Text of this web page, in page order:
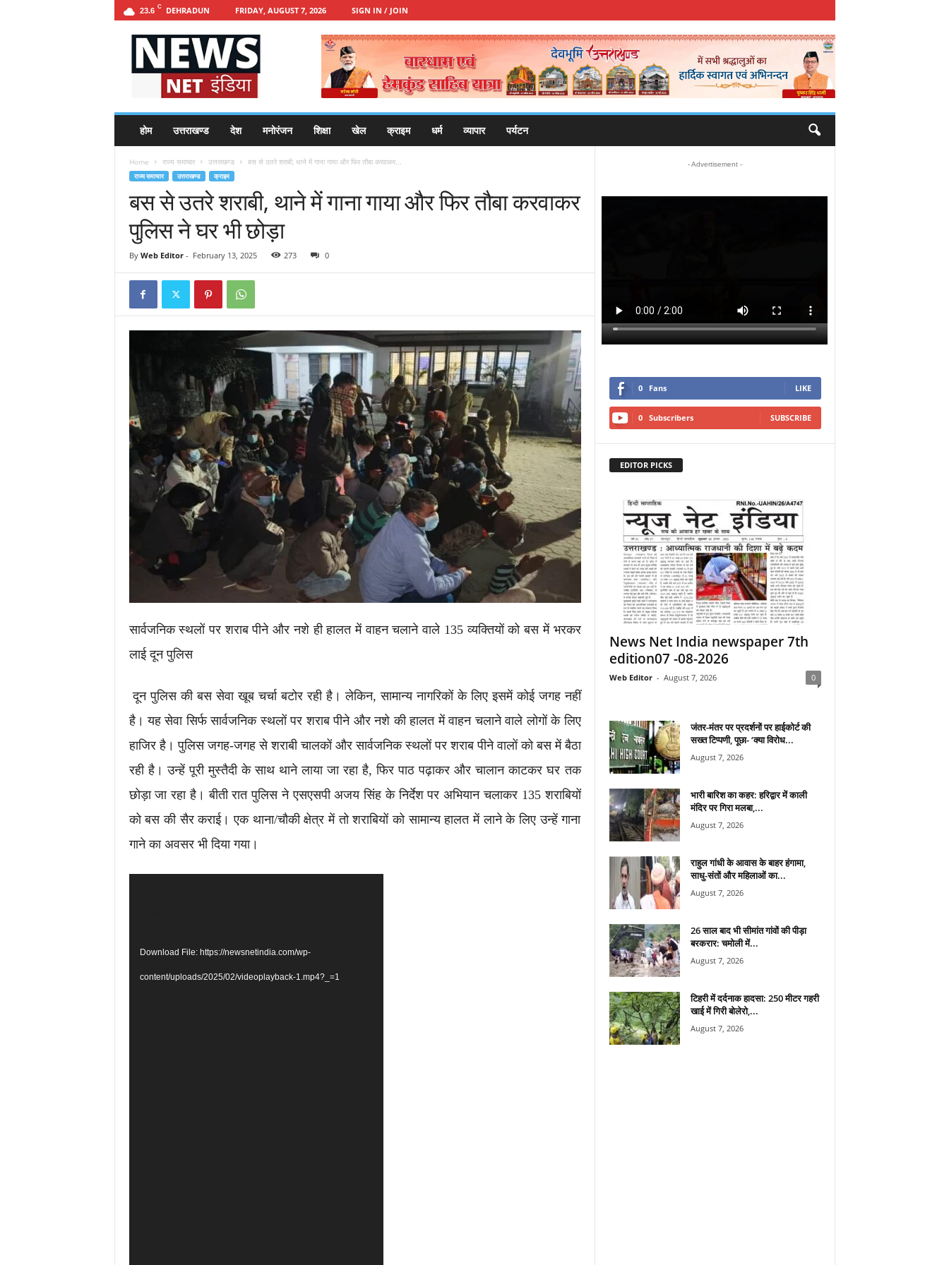
23.6 C DEHRADUN FRIDAY, AUGUST 7, 2026 SIGN IN / JOIN
n
a
होम उत्तराखण्ड देश मनोरंजन शिक्षा खेल क्राइम धर्म व्यापार पर्यटन
Home राज्य समाचार उत्तराखण्ड बस से उतरे शराबी, थाने में गाना गाया और फिर तौबा करवाकर...
राज्य समाचार उत्तराखण्ड क्राइम
बस से उतरे शराबी, थाने में गाना गाया और फिर तौबा करवाकर
पुलिस ने घर भी छोड़ा
By Web Editor- February 13, 2025 273 0
सार्वजनिक स्थलों पर शराब पीने और नशे ही हालत में वाहन चलाने वाले 135 व्यक्तियों को बस में भरकर
लाई दून पुलिस
दून पुलिस की बस सेवा खूब चर्चा बटोर रही है। लेकिन, सामान्य नागरिकों के लिए इसमें कोई जगह नहीं
है। यह सेवा सिर्फ सार्वजनिक स्थलों पर शराब पीने और नशे की हालत में वाहन चलाने वाले लोगों के लिए
हाजिर है। पुलिस जगह-जगह से शराबी चालकों और सार्वजनिक स्थलों पर शराब पीने वालों को बस में बैठा
रही है। उन्हें पूरी मुस्तैदी के साथ थाने लाया जा रहा है, फिर पाठ पढ़ाकर और चालान काटकर घर तक
छोड़ा जा रहा है। बीती रात पुलिस ने एसएसपी अजय सिंह के निर्देश पर अभियान चलाकर 135 शराबियों
को बस की सैर कराई। एक थाना/चौकी क्षेत्र में तो शराबियों को सामान्य हालत में लाने के लिए उन्हें गाना
गाने का अवसर भी दिया गया।
Download File: https://newsnetindia.com/wp-
content/uploads/2025/02/videoplayback-1.mp4?_=1
- Advertisement -
0 Fans LIKE
0 Subscribers SUBSCRIBE
EDITOR PICKS
News Net India newspaper 7th
edition07 -08-2026
Web Editor - August 7, 2026 0
जंतर-मंतर पर प्रदर्शनों पर हाईकोर्ट की
सख्त टिप्पणी, पूछा- ‘क्या विरोध...
August 7, 2026
भारी बारिश का कहर: हरिद्वार में काली
मंदिर पर गिरा मलबा,...
August 7, 2026
राहुल गांधी के आवास के बाहर हंगामा,
साधु-संतों और महिलाओं का...
August 7, 2026
26 साल बाद भी सीमांत गांवों की पीड़ा
बरकरार: चमोली में...
August 7, 2026
टिहरी में दर्दनाक हादसा: 250 मीटर गहरी
खाई में गिरी बोलेरो,...
August 7, 2026